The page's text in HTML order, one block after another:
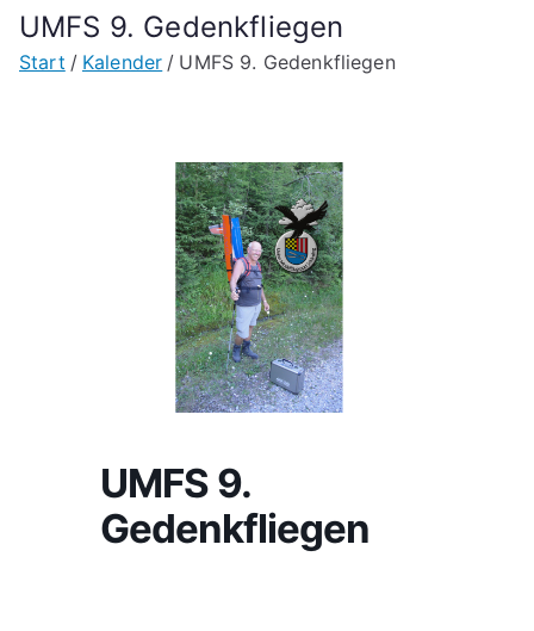
UMFS 9. Gedenkfliegen
Start Kalender UMFS 9. Gedenkfliegen
UMFS 9.
Gedenkfliegen